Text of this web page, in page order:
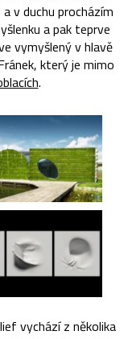
v duchu procházím
a pak teprve
vymyšlený v hlavě
který je mimo
.
vychází z několika